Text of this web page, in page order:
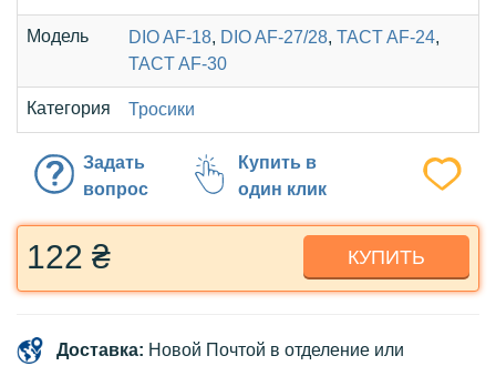
Модель DIO AF-18, DIO AF-27/28, TACT AF-24,
TACT AF-30
Категория Тросики
Задать
вопрос
Купить в
один клик
122 ₴ КУПИТЬ
Доставка: Новой Почтой в отделение или